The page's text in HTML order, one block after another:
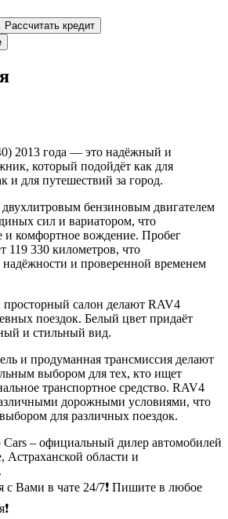
Рассчитать кредит
2013 года — это надёжный и
который подойдёт как для
и для путешествий за город.
бензиновым двигателем
сил и вариатором, что
и комфортное вождение. Пробег
119 330 километров, что
надёжности и проверенной временем
салон делают RAV4
поездок. Белый цвет придаёт
и стильный вид.
и продуманная трансмиссия делают
выбором для тех, кто ищет
транспортное средство. RAV4
дорожными условиями, что
для различных поездок.
– официальный дилер автомобилей
Астраханской области и
с Вами в чате 24/7❗ Пишите в любое